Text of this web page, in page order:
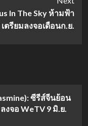
In The Sky ห้ามฟ้า
ตรียมลงจอเดือนก.ย.
ซีรีส์จีนย้อน
งจอ WeTV 9 มิ.ย.